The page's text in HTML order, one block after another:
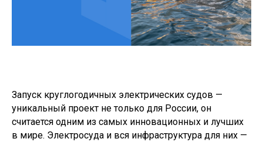
Запуск круглогодичных электрических судов —
уникальный проект не только для России, он
считается одним из самых инновационных и лучших
в мире. Электросуда и вся инфраструктура для них —